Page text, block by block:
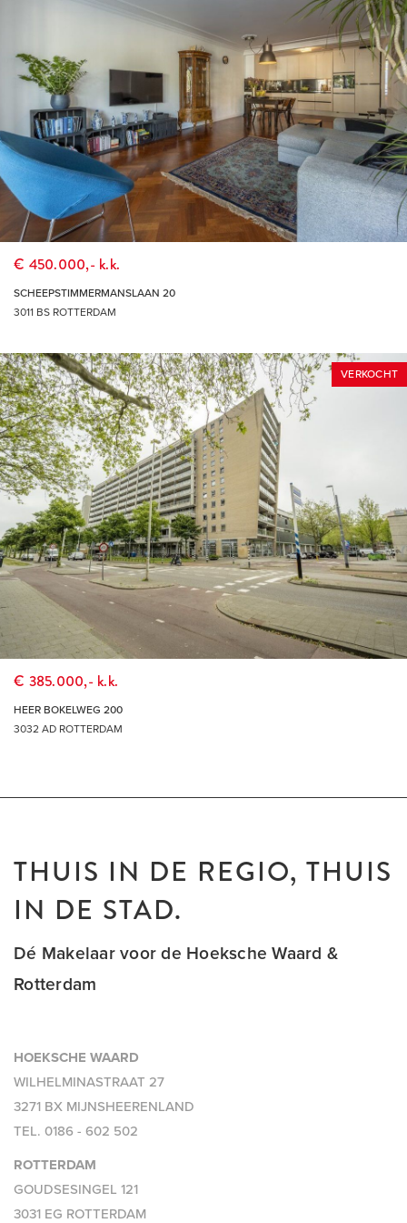
aandacht te brengen.
THUIS IN DE REGIO, THUIS IN DE STAD
DÉ MAKELAAR VOOR DE HOEKSCHE WAARD &
ROTTERDAM
€ 450.000,- k.k.
SCHEEPSTIMMERMANSLAAN 20
3011 BS ROTTERDAM
VERKOCHT
€ 385.000,- k.k.
HEER BOKELWEG 200
3032 AD ROTTERDAM
THUIS IN DE REGIO, THUIS
IN DE STAD.
Dé Makelaar voor de Hoeksche Waard &
Rotterdam
HOEKSCHE WAARD
WILHELMINASTRAAT 27
3271 BX MIJNSHEERENLAND
TEL. 0186 - 602 502
ROTTERDAM
GOUDSESINGEL 121
3031 EG ROTTERDAM